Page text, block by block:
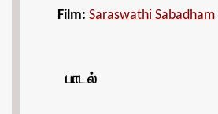
Film: Saraswathi Sabadham
பாடல்